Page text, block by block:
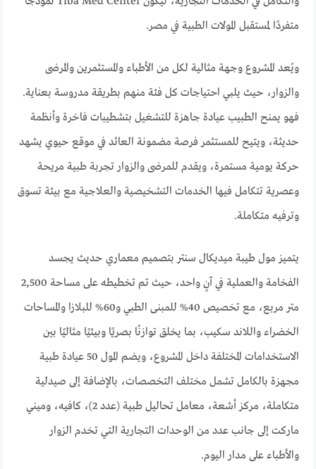
متفردًا لمستقبل المولات الطبية في مصر.
ويُعد المشروع وجهة مثالية لكل من الأطباء والمستثمرين والمرضى
والزوار، حيث يلبي احتياجات كل فئة منهم بطريقة مدروسة بعناية.
فهو يمنح الطبيب عيادة جاهزة للتشغيل بتشطيبات فاخرة وأنظمة
حديثة، ويتيح للمستثمر فرصة مضمونة العائد في موقع حيوي يشهد
حركة يومية مستمرة، ويقدم للمرضى والزوار تجربة طبية مريحة
وعصرية تتكامل فيها الخدمات التشخيصية والعلاجية مع بيئة تسوق
وترفيه متكاملة.
يتميز مول طيبة ميديكال سنتر بتصميم معماري حديث يجسد
الفخامة والعملية في آنٍ واحد، حيث تم تخطيطه على مساحة 2,500
متر مربع، مع تخصيص 40% للمبنى الطبي و60% للبلازا والمساحات
الخضراء واللاند سكيب، بما يخلق توازنًا بصريًا وبيئيًا مثاليًا بين
الاستخدامات المختلفة داخل المشروع، ويضم المول 50 عيادة طبية
مجهزة بالكامل تشمل مختلف التخصصات، بالإضافة إلى صيدلية
متكاملة، مركز أشعة، معامل تحاليل طبية (عدد 2)، كافيه، وميني
ماركت إلى جانب عدد من الوحدات التجارية التي تخدم الزوار
والأطباء على مدار اليوم.